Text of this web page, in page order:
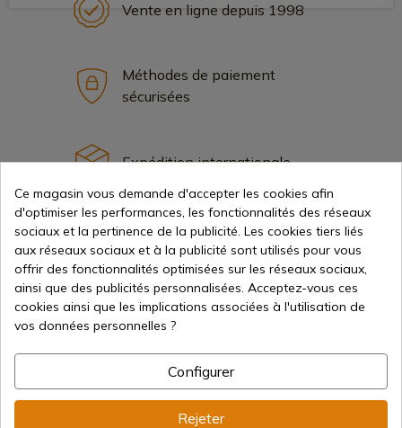
Vente en ligne depuis 1998
Méthodes de paiement
sécurisées
Expédition internationale
Information
info@aceros-de-hispania.com
Ce magasin vous demande d'accepter les cookies afin
d'optimiser les performances, les fonctionnalités des réseaux
sociaux et la pertinence de la publicité. Les cookies tiers liés
aux réseaux sociaux et à la publicité sont utilisés pour vous
offrir des fonctionnalités optimisées sur les réseaux sociaux,
ainsi que des publicités personnalisées. Acceptez-vous ces
cookies ainsi que les implications associées à l'utilisation de
vos données personnelles ?
Configurer
Rejeter